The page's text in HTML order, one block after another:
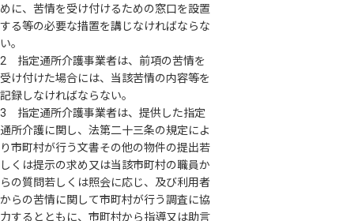
めに、苦情を受け付けるための窓口を設置
する等の必要な措置を講じなければならな
い。
2 指定通所介護事業者は、前項の苦情を
受け付けた場合には、当該苦情の内容等を
記録しなければならない。
3 指定通所介護事業者は、提供した指定
通所介護に関し、法第二十三条の規定によ
り市町村が行う文書その他の物件の提出若
しくは提示の求め又は当該市町村の職員か
らの質問若しくは照会に応じ、及び利用者
からの苦情に関して市町村が行う調査に協
力するとともに、市町村から指導又は助言